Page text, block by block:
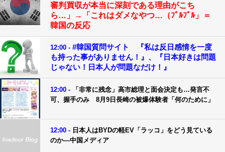
審判買収が本当に深刻である理由がこち
ら…」→「これはダメなやつ…（ﾌﾞﾙﾌﾞﾙ」＝
韓国の反応
12:00 - #韓国質問サイト 『私は反日感情を一度
も持った事がありません！』、『日本好きは問題
じゃない！日本人が問題なだけ！』
12:00 -
「非常に残念」高市総理と面会決定も…発言不
可、握手のみ 8月9日長崎の被爆体験者「何のために」
12:00 - 日本人はBYDの軽EV「ラッコ」をどう見ている
のか―中国メディア